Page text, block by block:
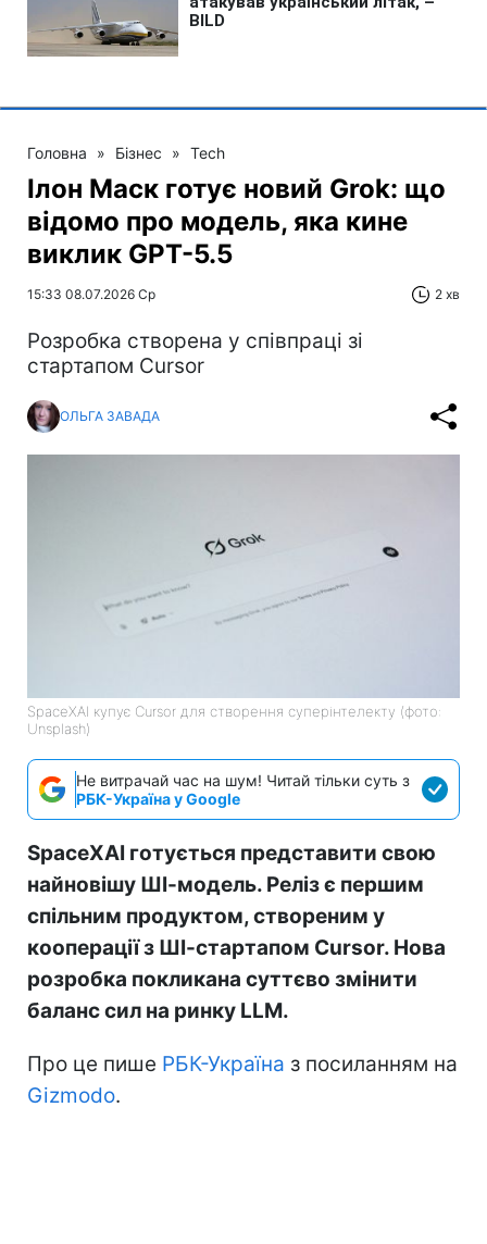
Головна » Бізнес » Tech
Ілон Маск готує новий Grok: що
відомо про модель, яка кине
виклик GPT-5.5
15:33 08.07.2026 Ср 2 хв
Розробка створена у співпраці зі
стартапом Cursor
ОЛЬГА ЗАВАДА
SpaceXAI купує Cursor для створення суперінтелекту (фото:
Unsplash)
Не витрачай час на шум! Читай тільки суть з
РБК-Україна у Google
SpaceXAI готується представити свою
найновішу ШІ-модель. Реліз є першим
спільним продуктом, створеним у
кооперації з ШІ-стартапом Cursor. Нова
розробка покликана суттєво змінити
баланс сил на ринку LLM.
Про це пише РБК-Україна з посиланням на
Gizmodo.